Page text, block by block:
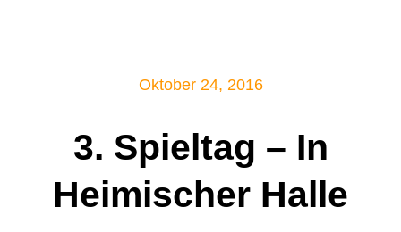
Oktober 24, 2016
3. Spieltag – In
Heimischer Halle